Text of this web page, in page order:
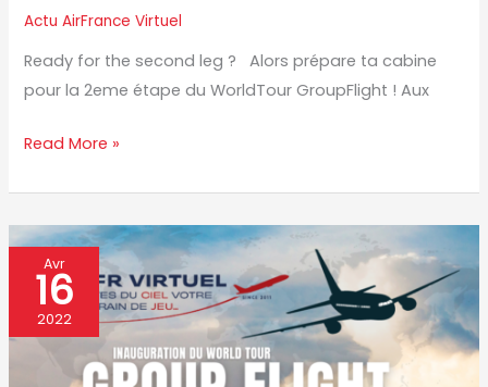
Actu AirFrance Virtuel
Ready for the second leg ? Alors prépare ta cabine
pour la 2eme étape du WorldTour GroupFlight ! Aux
Read More »
Avr
16
2022
Inauguration
WorldTour
GroupFlight
sponsorisé